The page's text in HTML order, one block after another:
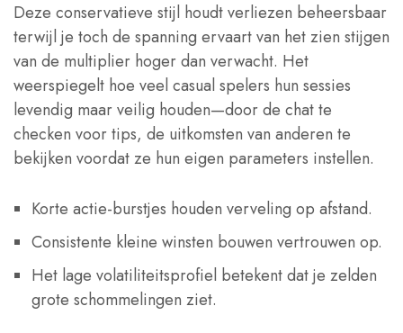
Deze conservatieve stijl houdt verliezen beheersbaar
terwijl je toch de spanning ervaart van het zien stijgen
van de multiplier hoger dan verwacht. Het
weerspiegelt hoe veel casual spelers hun sessies
levendig maar veilig houden—door de chat te
checken voor tips, de uitkomsten van anderen te
bekijken voordat ze hun eigen parameters instellen.
Korte actie‑burstjes houden verveling op afstand.
Consistente kleine winsten bouwen vertrouwen op.
Het lage volatiliteitsprofiel betekent dat je zelden
grote schommelingen ziet.